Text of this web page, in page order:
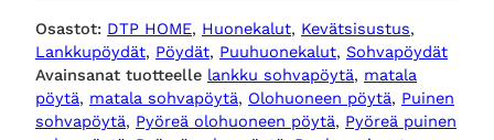
,
p
y
ö
Osastot: DTP HOME, Huonekalut, Kevätsisustus
Lankkupöydät, Pöydät, Puuhuonekalut, Sohvapöydät
Avainsanat tuotteelle lankku sohvapöytä, matala
pöytä, matala sohvapöytä, Olohuoneen pöytä, Puinen
sohvapöytä, Pyöreä olohuoneen pöytä, Pyöreä puinen